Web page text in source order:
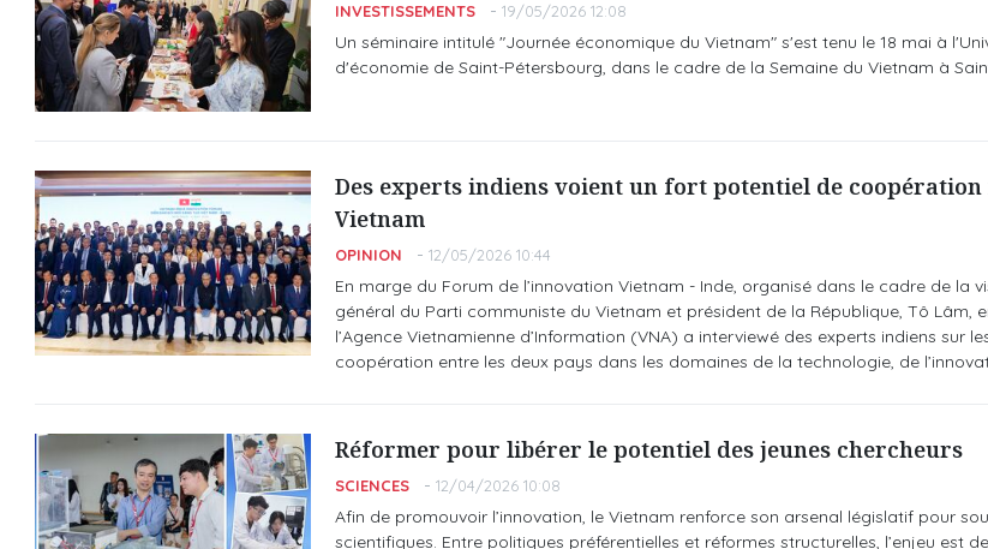
INVESTISSEMENTS 19/05/2026 12:08
Un séminaire intitulé "Journée économique du Vietnam" s'est tenu le 18 mai à
d'économie de Saint-Pétersbourg, dans le cadre de la Semaine du Vietnam à
Des experts indiens voient un fort potentiel de coopération
Vietnam
OPINION 12/05/2026 10:44
En marge du Forum de l’innovation Vietnam - Inde, organisé dans le cadre de la
général du Parti communiste du Vietnam et président de la République, Tô Lâm,
l’Agence Vietnamienne d’Information (VNA) a interviewé des experts indiens sur
coopération entre les deux pays dans les domaines de la technologie, de
Réformer pour libérer le potentiel des jeunes chercheurs
SCIENCES 12/04/2026 10:08
Afin de promouvoir l’innovation, le Vietnam renforce son arsenal législatif pour
scientifiques. Entre politiques préférentielles et réformes structurelles, l’enjeu est